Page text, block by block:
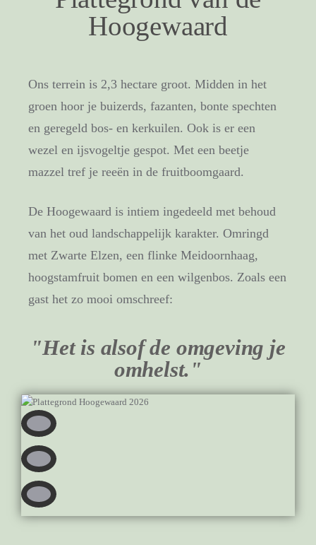
Hoogewaard
Ons terrein is 2,3 hectare groot. Midden in het
groen hoor je buizerds, fazanten, bonte spechten
en geregeld bos- en kerkuilen. Ook is er een
wezel en ijsvogeltje gespot. Met een beetje
mazzel tref je reeën in de fruitboomgaard.
De Hoogewaard is intiem ingedeeld met behoud
van het oud landschappelijk karakter. Omringd
met Zwarte Elzen, een flinke Meidoornhaag,
hoogstamfruit bomen en een wilgenbos. Zoals een
gast het zo mooi omschreef:
"Het is alsof de omgeving je
omhelst."